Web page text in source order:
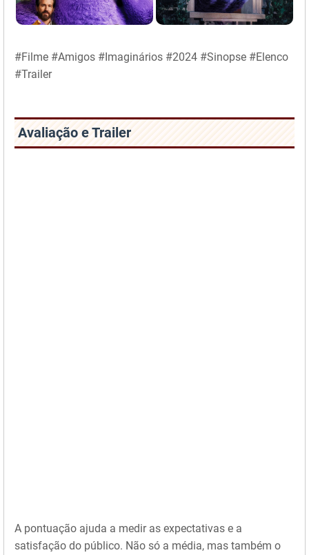
#Filme #Amigos #Imaginários #2024 #Sinopse #Elenco
#Trailer
Avaliação e Trailer
A pontuação ajuda a medir as expectativas e a
satisfação do público. Não só a média, mas também o